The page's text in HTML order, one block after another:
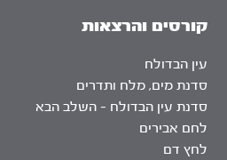
קורסים והרצאות
עין הבדולח
סדנת מים, מלח ותדרים
סדנת עין הבדולח – השלב הבא
לחם אבירים
לחץ דם